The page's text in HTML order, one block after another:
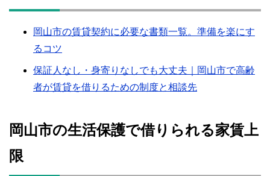
岡山市の賃貸契約に必要な書類一覧。準備を楽にす
るコツ
保証人なし・身寄りなしでも大丈夫｜岡山市で高齢
者が賃貸を借りるための制度と相談先
岡山市の生活保護で借りられる家賃上
限